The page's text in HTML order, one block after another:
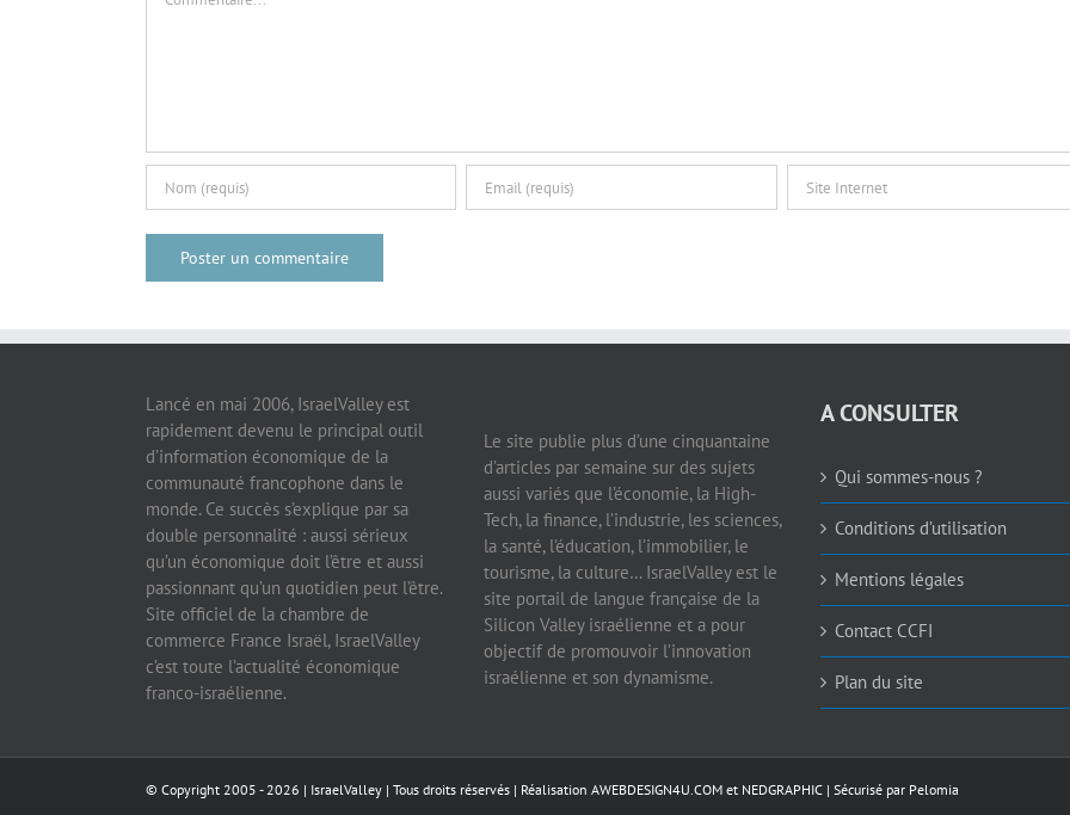
Lancé en mai 2006, IsraelValley est
rapidement devenu le principal outil
d’information économique de la
communauté francophone dans le
monde. Ce succès s’explique par sa
double personnalité : aussi sérieux
qu’un économique doit l’être et aussi
passionnant qu’un quotidien peut l’être.
Site officiel de la chambre de
commerce France Israël, IsraelValley
c’est toute l’actualité économique
franco-israélienne.
Le site publie plus d’une cinquantaine
d’articles par semaine sur des sujets
aussi variés que l’économie, la High-
Tech, la finance, l’industrie, les sciences,
la santé, l’éducation, l’immobilier, le
tourisme, la culture… IsraelValley est le
site portail de langue française de la
Silicon Valley israélienne et a pour
objectif de promouvoir l’innovation
israélienne et son dynamisme.
A CONSULTER
Qui sommes-nous ?
Conditions d’utilisation
Mentions légales
Contact CCFI
Plan du site
© Copyright 2005 -2026 | IsraelValley | Tous droits réservés | Réalisation AWEBDESIGN4U.COM et NEDGRAPHIC | Sécurisé par Pelomia